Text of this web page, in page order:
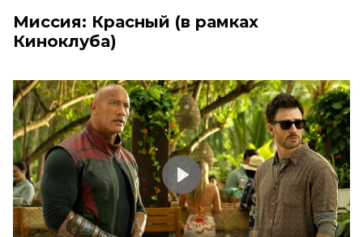
Миссия: Красный (в рамках
Киноклуба)
Play